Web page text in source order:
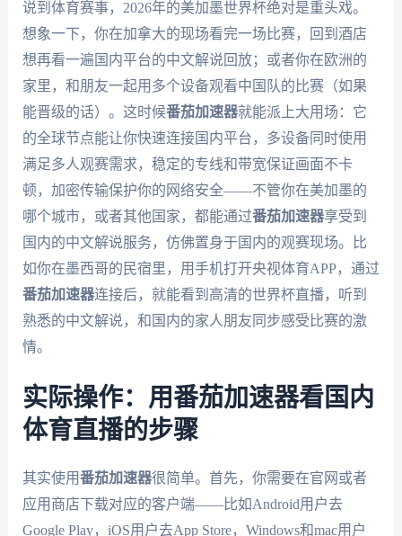
说到体育赛事，2026年的美加墨世界杯绝对是重头戏。
想象一下，你在加拿大的现场看完一场比赛，回到酒店
想再看一遍国内平台的中文解说回放；或者你在欧洲的
家里，和朋友一起用多个设备观看中国队的比赛（如果
能晋级的话）。这时候番茄加速器就能派上大用场：它
的全球节点能让你快速连接国内平台，多设备同时使用
满足多人观赛需求，稳定的专线和带宽保证画面不卡
顿，加密传输保护你的网络安全——不管你在美加墨的
哪个城市，或者其他国家，都能通过番茄加速器享受到
国内的中文解说服务，仿佛置身于国内的观赛现场。比
如你在墨西哥的民宿里，用手机打开央视体育APP，通过
番茄加速器连接后，就能看到高清的世界杯直播，听到
熟悉的中文解说，和国内的家人朋友同步感受比赛的激
情。
实际操作：用番茄加速器看国内
体育直播的步骤
其实使用番茄加速器很简单。首先，你需要在官网或者
应用商店下载对应的客户端——比如Android用户去
Google Play，iOS用户去App Store，Windows和mac用户